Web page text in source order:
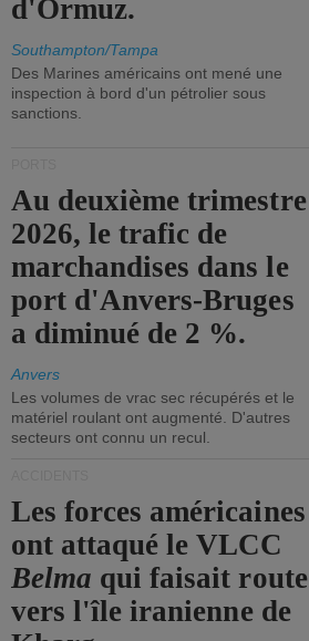
d'Ormuz.
Southampton/Tampa
Des Marines américains ont mené une
inspection à bord d'un pétrolier sous
sanctions.
Au deuxième trimestre
2026, le trafic de
marchandises dans le
port d'Anvers-Bruges
a diminué de 2 %.
Anvers
Les volumes de vrac sec récupérés et le
matériel roulant ont augmenté. D'autres
secteurs ont connu un recul.
Les forces américaines
ont attaqué le VLCC
Belma qui faisait route
vers l'île iranienne de